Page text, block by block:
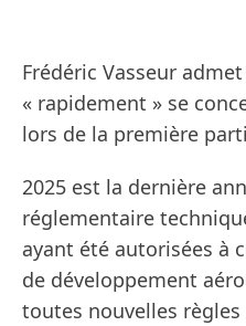
Frédéric Vasseur
« rapidement » se
lors de la première
2025 est la dernière
réglementaire
ayant été autorisées à
de développement
toutes nouvelles règles